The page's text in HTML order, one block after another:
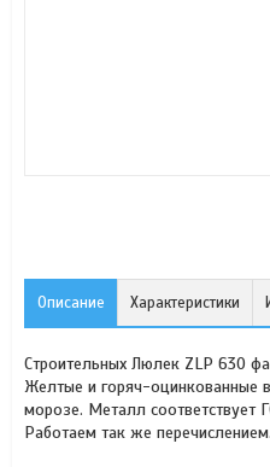
Описание Характеристики
Строительных Люлек ZLP 630
Желтые и горяч-оцинкованные
морозе. Металл соответствует
Работаем так же